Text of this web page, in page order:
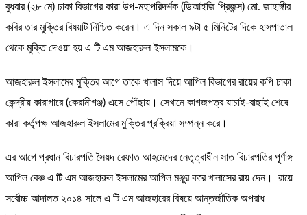
বুধবার (২৮ মে) ঢাকা বিভাগের কারা উপ-মহাপরিদর্শক (ডিআইজি প্রিজন্স) মো. জাহাঙ্গীর
কবির তার মুক্তির বিষয়টি নিশ্চিত করেন। এ দিন সকাল ৯টা ৫ মিনিটের দিকে হাসপাতাল
থেকে মুক্তি দেওয়া হয় এ টি এম আজহারুল ইসলামকে।
আজহারুল ইসলামের মুক্তির আগে তাকে খালাস দিয়ে আপিল বিভাগের রায়ের কপি ঢাকা
কেন্দ্রীয় কারাগারে (কেরানীগঞ্জ) এসে পৌঁছায়। সেখানে কাগজপত্র যাচাই-বাছাই শেষে
কারা কর্তৃপক্ষ আজহারুল ইসলামের মুক্তির প্রক্রিয়া সম্পন্ন করে।
এর আগে প্রধান বিচারপতি সৈয়দ রেফাত আহমেদের নেতৃত্বাধীন সাত বিচারপতির পূর্ণাঙ্গ
আপিল বেঞ্চ এ টি এম আজহারুল ইসলামের আপিল মঞ্জুর করে খালাসের রায় দেন। রায়ে
সর্বোচ্চ আদালত ২০১৪ সালে এ টি এম আজহারের বিষয়ে আন্তর্জাতিক অপরাধ